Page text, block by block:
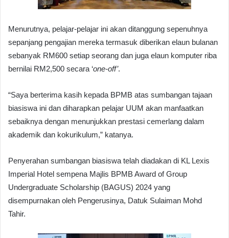
Menurutnya, pelajar-pelajar ini akan ditanggung sepenuhnya
sepanjang pengajian mereka termasuk diberikan elaun bulanan
sebanyak RM600 setiap seorang dan juga elaun komputer riba
bernilai RM2,500 secara ‘one-off’.
“Saya berterima kasih kepada BPMB atas sumbangan tajaan
biasiswa ini dan diharapkan pelajar UUM akan manfaatkan
sebaiknya dengan menunjukkan prestasi cemerlang dalam
akademik dan kokurikulum,” katanya.
Penyerahan sumbangan biasiswa telah diadakan di KL Lexis
Imperial Hotel sempena Majlis BPMB Award of Group
Undergraduate Scholarship (BAGUS) 2024 yang
disempurnakan oleh Pengerusinya, Datuk Sulaiman Mohd
Tahir.